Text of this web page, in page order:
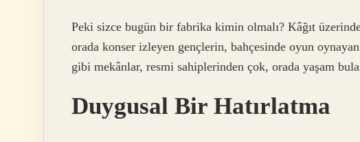
Peki sizce bugün bir fabrika kimin olmalı? Kâğıt
orada konser izleyen gençlerin, bahçesinde oyun
gibi mekânlar, resmi sahiplerinden çok, orada yaşam
Duygusal Bir Hatırlatma